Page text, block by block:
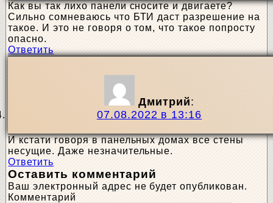
Как вы так лихо панели сносите и двигаете?
Сильно сомневаюсь что БТИ даст разрешение на
такое. И это не говоря о том, что такое попросту
опасно.
Ответить
Дмитрий:
07.08.2022 в 13:16
И кстати говоря в панельных домах все стены
несущие. Даже незначительные.
Ответить
Оставить комментарий
Ваш электронный адрес не будет опубликован.
Комментарий